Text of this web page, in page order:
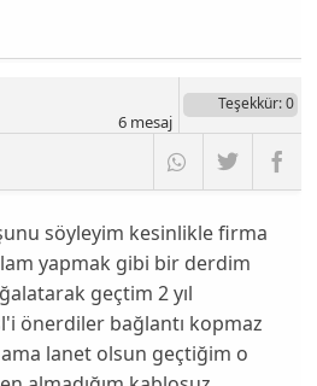
Teşekkür: 0
6mesaj
söyleyim kesinlikle firma
yapmak gibi bir derdim
geçtim 2 yıl
önerdiler bağlantı kopmaz
lanet olsun geçtiğim o